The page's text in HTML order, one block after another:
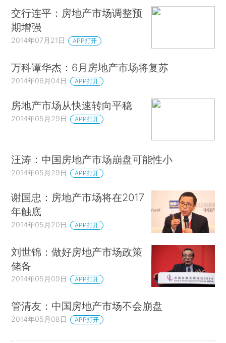
交行连平：房地产市场调整预
期增强
2014年07月21日 APP打开
万科谭华杰：6月房地产市场将复苏
2014年06月04日 APP打开
房地产市场从快速转向平稳
2014年05月29日 APP打开
汪涛：中国房地产市场崩盘可能性小
2014年05月29日 APP打开
谢国忠：房地产市场将在2017
年触底
2014年05月20日 APP打开
刘世锦：做好房地产市场政策
储备
2014年05月09日 APP打开
管清友：中国房地产市场不会崩盘
2014年05月08日 APP打开